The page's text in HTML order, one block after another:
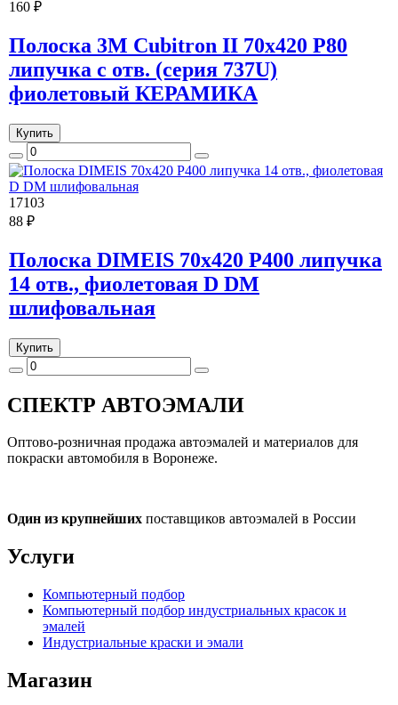
160 ₽
Полоска 3M Cubitron II 70x420 Р80
липучка с отв. (серия 737U)
фиолетовый КЕРАМИКА
Купить
17103
88 ₽
Полоска DIMEIS 70x420 Р400 липучка
14 отв., фиолетовая D DM
шлифовальная
Купить
СПЕКТР АВТОЭМАЛИ
Оптово-розничная продажа автоэмалей и материалов для
покраски автомобиля в Воронеже.
Один из крупнейших поставщиков автоэмалей в России
Услуги
Компьютерный подбор
Компьютерный подбор индустриальных красок и
эмалей
Индустриальные краски и эмали
Магазин